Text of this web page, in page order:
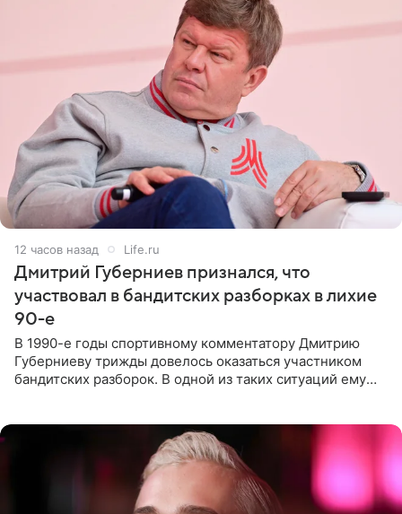
12 часов назад Life.ru
Дмитрий Губерниев признался, что
участвовал в бандитских разборках в лихие
90-е
В 1990-е годы спортивному комментатору Дмитрию
Губерниеву трижды довелось оказаться участником
бандитских разборок. В одной из таких ситуаций ему